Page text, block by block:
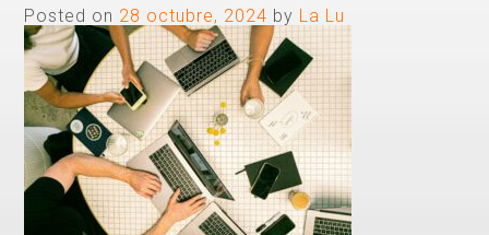
Posted on 28 octubre, 2024 by La Lu